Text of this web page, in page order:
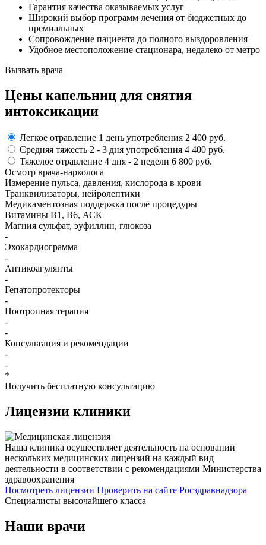
Гарантия качества оказываемых услуг
Широкий выбор программ лечения от бюджетных до
премиальных
Сопровождение пациента до полного выздоровления
Удобное местоположение стационара, недалеко от метро
Вызвать врача
Цены капельниц для снятия
интоксикации
Легкое отравление 1 день употребления 2 400 руб.
Средняя тяжесть 2 - 3 дня употребления 4 400 руб.
Тяжелое отравление 4 дня - 2 недели 6 800 руб.
Осмотр врача-нарколога
Измерение пульса, давления, кислорода в крови
Транквилизаторы, нейролептики
Медикаментозная поддержка после процедуры
Витамины B1, B6, АСК
Магния сульфат, эуфиллин, глюкоза
-
Эхокардиограмма
-
Антикоагулянты
-
Гепатопротекторы
-
Ноотропная терапия
-
-
Консультация и рекомендации
-
-
*
Получить бесплатную консультацию
Лицензии клиники
Наша клиника осуществляет деятельность на основании
нескольких медицинских лицензий на каждый вид
деятельности в соответствии с рекомендациями Министерства
здравоохранения
Посмотреть лицензии Проверить на сайте Росздравнадзора
Специалисты высочайшего класса
Наши врачи